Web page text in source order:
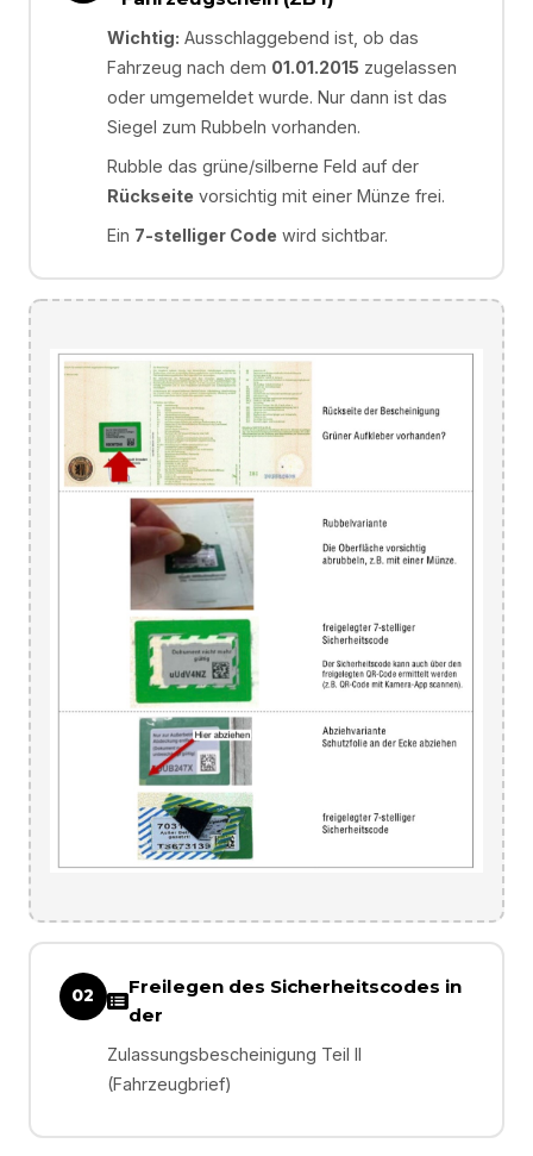
Wichtig: Ausschlaggebend ist, ob das
Fahrzeug nach dem 01.01.2015 zugelassen
oder umgemeldet wurde. Nur dann ist das
Siegel zum Rubbeln vorhanden.
Rubble das grüne/silberne Feld auf der
Rückseite vorsichtig mit einer Münze frei.
Ein 7-stelliger Code wird sichtbar.
02
Freilegen des Sicherheitscodes in
der
Zulassungsbescheinigung Teil II
(Fahrzeugbrief)